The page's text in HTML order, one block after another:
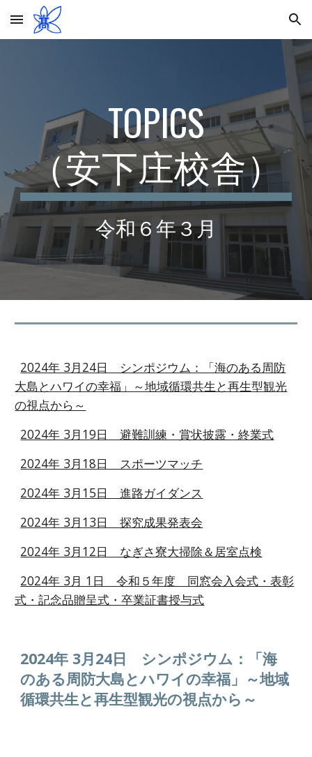
Skip to main content Skip to navigation
TOPICS
（安下庄校舎）
令和６年３月
2024年 3月24日 シンポジウム：「海のある周防
大島とハワイの幸福」～地域循環共生と再生型観光
の視点から～
2024年 3月19日 避難訓練・賞状披露・終業式
2024年 3月18日 スポーツマッチ
2024年 3月15日 進路ガイダンス
2024年 3月13日 探究成果発表会
2024年 3月12日 なぎさ寮大掃除＆居室点検
2024年 3月 1日 令和５年度 同窓会入会式・表彰
式・記念品贈呈式・卒業証書授与式
2024年 3月24日 シンポジウム：「海
のある周防大島とハワイの幸福」～地域
循環共生と再生型観光の視点から～